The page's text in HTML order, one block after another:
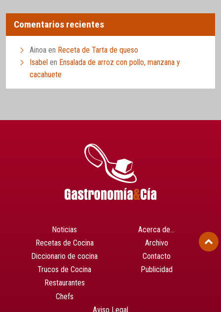
Comentarios recientes
Ainoa en Receta de Tarta de queso
Isabel en Ensalada de arroz con pollo, manzana y
cacahuete
Noticias
Recetas de Cocina
Diccionario de cocina
Trucos de Cocina
Restaurantes
Chefs
Acerca de…
Archivo
Contacto
Publicidad
Aviso Legal